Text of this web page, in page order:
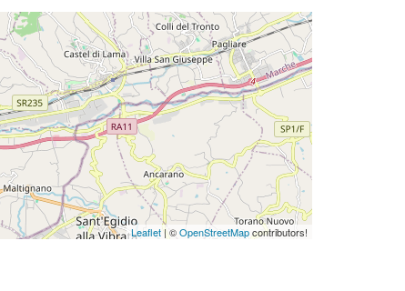
Leaflet| ©OpenStreetMapcontributors!